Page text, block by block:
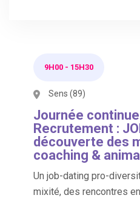
9H00 - 15H30
Sens (89)
Journée
Recrutement :
découverte des
coaching &
Un job-dating pro-
mixité, des rencontres